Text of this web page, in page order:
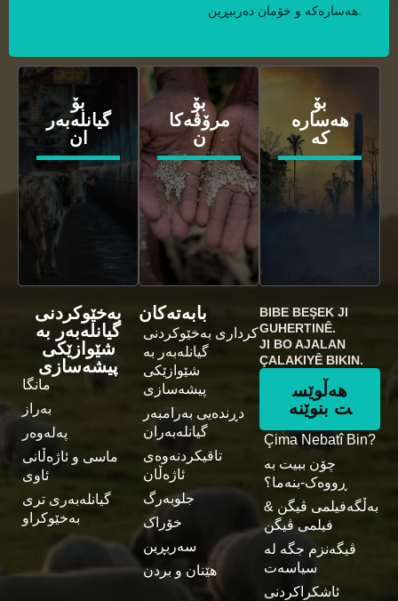
بۆ
گیانلەبەر
ان
بۆ
مرۆڤەکا
ن
بۆ
هەسارە
کە
بەخێوکردنی
گیانلەبەر بە
شێوازێکی
پیشەسازی
مانگا
بەراز
پەلەوەر
ماسی و ئاژەڵانی
ئاوی
گیانلەبەری تری
بەخێوکراو
بابەتەکان
کرداری بەخێوکردنی
گیانلەبەر بە
شێوازێکی
پیشەسازی
دڕندەیی بەرامبەر
گیانلەبەران
تاقیکردنەوەی
ئاژەڵان
جلوبەرگ
خۆراک
سەربڕین
هێنان و بردن
BIBE BEŞEK JI
GUHERTINÊ.
JI BO AJALAN
ÇALAKIYÊ BIKIN.
هەڵوێس
ت بنوێنە
Çima Nebatî Bin?
چۆن ببیت بە
ڕووەک-بنەما؟
بەڵگەفیلمی ڤیگن &
فیلمی ڤیگن
ڤیگەنزم جگە لە
سیاسەت
ئاشکراکردنی